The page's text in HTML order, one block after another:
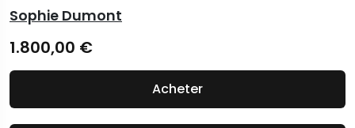
Sophie Dumont
1.800,00 €
Acheter